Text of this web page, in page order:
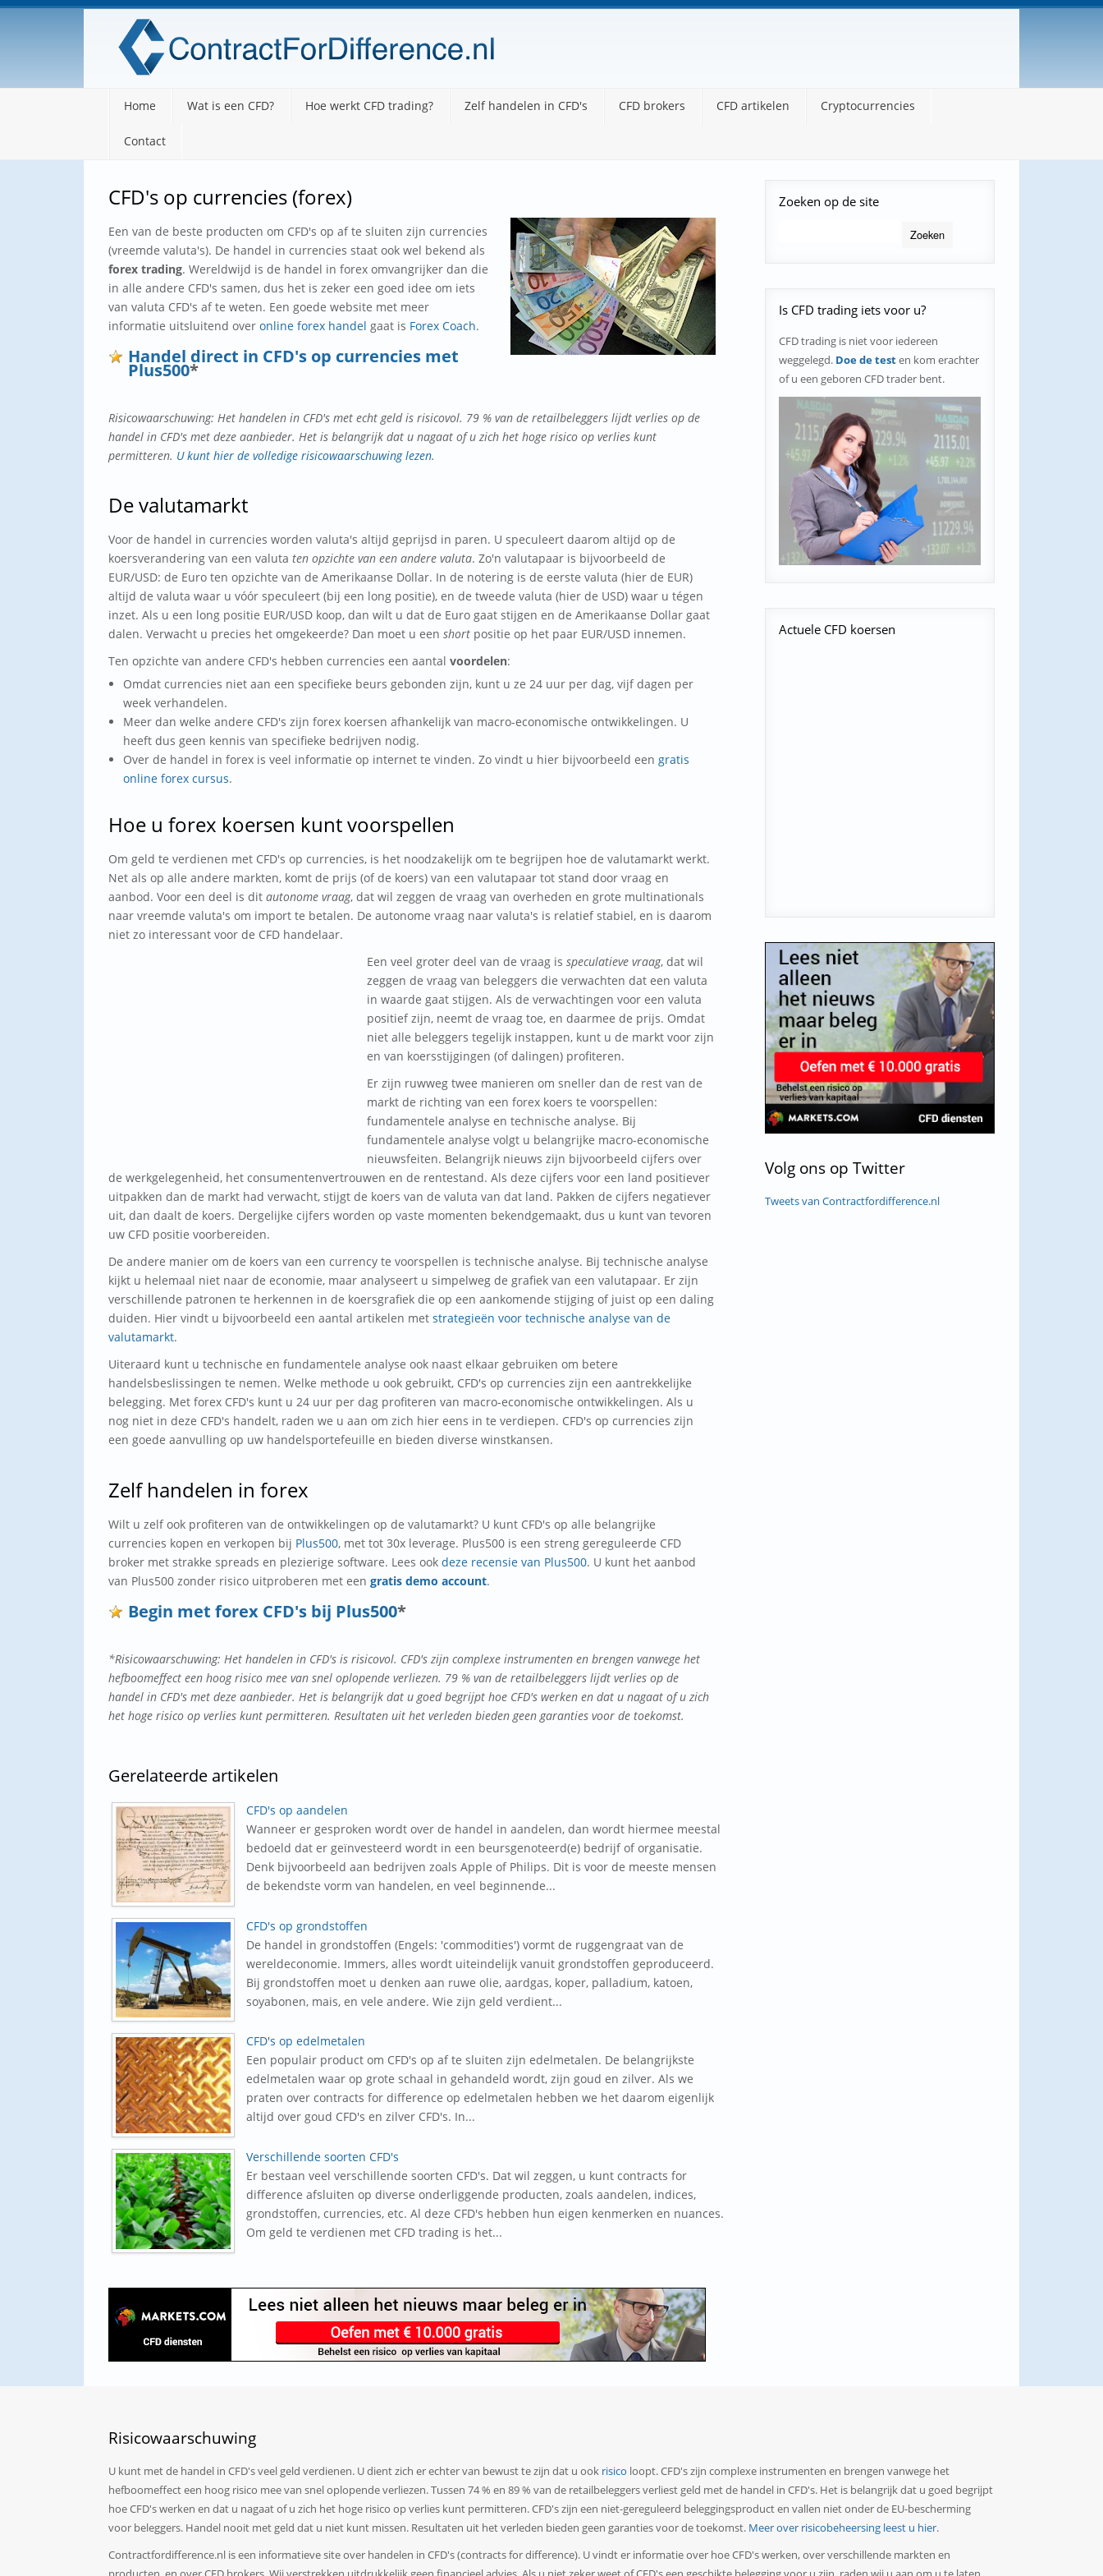
Zelf handelen in CFD's
Cryptocurrencies
Home Wat is een CFD? Hoe werkt CFD trading? Zelf handelen in CFD's CFD brokers CFD artikelen Cryptocurrencies
Contact
CFD's op currencies (forex)
Een van de beste producten om CFD's op af te sluiten zijn currencies
(vreemde valuta's). De handel in currencies staat ook wel bekend als
forex trading. Wereldwijd is de handel in forex omvangrijker dan die
in alle andere CFD's samen, dus het is zeker een goed idee om iets
van valuta CFD's af te weten. Een goede website met meer
informatie uitsluitend over online forex handel gaat is Forex Coach.
Handel direct in CFD's op currencies met
Plus500*
Risicowaarschuwing: Het handelen in CFD's met echt geld is risicovol. 79 % van de retailbeleggers lijdt verlies op de
handel in CFD's met deze aanbieder. Het is belangrijk dat u nagaat of u zich het hoge risico op verlies kunt
permitteren. U kunt hier de volledige risicowaarschuwing lezen.
De valutamarkt
Voor de handel in currencies worden valuta's altijd geprijsd in paren. U speculeert daarom altijd op de
koersverandering van een valuta ten opzichte van een andere valuta. Zo'n valutapaar is bijvoorbeeld de
EUR/USD: de Euro ten opzichte van de Amerikaanse Dollar. In de notering is de eerste valuta (hier de EUR)
altijd de valuta waar u vóór speculeert (bij een long positie), en de tweede valuta (hier de USD) waar u tégen
inzet. Als u een long positie EUR/USD koop, dan wilt u dat de Euro gaat stijgen en de Amerikaanse Dollar gaat
dalen. Verwacht u precies het omgekeerde? Dan moet u een short positie op het paar EUR/USD innemen.
Ten opzichte van andere CFD's hebben currencies een aantal voordelen:
Omdat currencies niet aan een specifieke beurs gebonden zijn, kunt u ze 24 uur per dag, vijf dagen per
week verhandelen.
Meer dan welke andere CFD's zijn forex koersen afhankelijk van macro-economische ontwikkelingen. U
heeft dus geen kennis van specifieke bedrijven nodig.
Over de handel in forex is veel informatie op internet te vinden. Zo vindt u hier bijvoorbeeld een gratis
online forex cursus.
Hoe u forex koersen kunt voorspellen
Om geld te verdienen met CFD's op currencies, is het noodzakelijk om te begrijpen hoe de valutamarkt werkt.
Net als op alle andere markten, komt de prijs (of de koers) van een valutapaar tot stand door vraag en
aanbod. Voor een deel is dit autonome vraag, dat wil zeggen de vraag van overheden en grote multinationals
naar vreemde valuta's om import te betalen. De autonome vraag naar valuta's is relatief stabiel, en is daarom
niet zo interessant voor de CFD handelaar.
Een veel groter deel van de vraag is speculatieve vraag, dat wil
zeggen de vraag van beleggers die verwachten dat een valuta
in waarde gaat stijgen. Als de verwachtingen voor een valuta
positief zijn, neemt de vraag toe, en daarmee de prijs. Omdat
niet alle beleggers tegelijk instappen, kunt u de markt voor zijn
en van koersstijgingen (of dalingen) profiteren.
Er zijn ruwweg twee manieren om sneller dan de rest van de
markt de richting van een forex koers te voorspellen:
fundamentele analyse en technische analyse. Bij
fundamentele analyse volgt u belangrijke macro-economische
nieuwsfeiten. Belangrijk nieuws zijn bijvoorbeeld cijfers over
de werkgelegenheid, het consumentenvertrouwen en de rentestand. Als deze cijfers voor een land positiever
uitpakken dan de markt had verwacht, stijgt de koers van de valuta van dat land. Pakken de cijfers negatiever
uit, dan daalt de koers. Dergelijke cijfers worden op vaste momenten bekendgemaakt, dus u kunt van tevoren
uw CFD positie voorbereiden.
De andere manier om de koers van een currency te voorspellen is technische analyse. Bij technische analyse
kijkt u helemaal niet naar de economie, maar analyseert u simpelweg de grafiek van een valutapaar. Er zijn
verschillende patronen te herkennen in de koersgrafiek die op een aankomende stijging of juist op een daling
duiden. Hier vindt u bijvoorbeeld een aantal artikelen met strategieën voor technische analyse van de
valutamarkt.
Uiteraard kunt u technische en fundamentele analyse ook naast elkaar gebruiken om betere
handelsbeslissingen te nemen. Welke methode u ook gebruikt, CFD's op currencies zijn een aantrekkelijke
belegging. Met forex CFD's kunt u 24 uur per dag profiteren van macro-economische ontwikkelingen. Als u
nog niet in deze CFD's handelt, raden we u aan om zich hier eens in te verdiepen. CFD's op currencies zijn
een goede aanvulling op uw handelsportefeuille en bieden diverse winstkansen.
Zelf handelen in forex
Wilt u zelf ook profiteren van de ontwikkelingen op de valutamarkt? U kunt CFD's op alle belangrijke
currencies kopen en verkopen bij Plus500, met tot 30x leverage. Plus500 is een streng gereguleerde CFD
broker met strakke spreads en plezierige software. Lees ook deze recensie van Plus500. U kunt het aanbod
van Plus500 zonder risico uitproberen met een gratis demo account.
Begin met forex CFD's bij Plus500*
*Risicowaarschuwing: Het handelen in CFD's is risicovol. CFD's zijn complexe instrumenten en brengen vanwege het
hefboomeffect een hoog risico mee van snel oplopende verliezen. 79 % van de retailbeleggers lijdt verlies op de
handel in CFD's met deze aanbieder. Het is belangrijk dat u goed begrijpt hoe CFD's werken en dat u nagaat of u zich
het hoge risico op verlies kunt permitteren. Resultaten uit het verleden bieden geen garanties voor de toekomst.
Gerelateerde artikelen
CFD's op aandelen
Wanneer er gesproken wordt over de handel in aandelen, dan wordt hiermee meestal
bedoeld dat er geïnvesteerd wordt in een beursgenoteerd(e) bedrijf of organisatie.
Denk bijvoorbeeld aan bedrijven zoals Apple of Philips. Dit is voor de meeste mensen
de bekendste vorm van handelen, en veel beginnende...
CFD's op grondstoffen
De handel in grondstoffen (Engels: 'commodities') vormt de ruggengraat van de
wereldeconomie. Immers, alles wordt uiteindelijk vanuit grondstoffen geproduceerd.
Bij grondstoffen moet u denken aan ruwe olie, aardgas, koper, palladium, katoen,
soyabonen, mais, en vele andere. Wie zijn geld verdient...
CFD's op edelmetalen
Een populair product om CFD's op af te sluiten zijn edelmetalen. De belangrijkste
edelmetalen waar op grote schaal in gehandeld wordt, zijn goud en zilver. Als we
praten over contracts for difference op edelmetalen hebben we het daarom eigenlijk
altijd over goud CFD's en zilver CFD's. In...
Verschillende soorten CFD's
Er bestaan veel verschillende soorten CFD's. Dat wil zeggen, u kunt contracts for
difference afsluiten op diverse onderliggende producten, zoals aandelen, indices,
grondstoffen, currencies, etc. Al deze CFD's hebben hun eigen kenmerken en nuances.
Om geld te verdienen met CFD trading is het...
Zoeken op de site
Is CFD trading iets voor u?
CFD trading is niet voor iedereen
weggelegd. Doe de testen kom erachter
of u een geboren CFD trader bent.
Actuele CFD koersen
Volg ons op Twitter
Tweets van Contractfordifference.nl
Risicowaarschuwing
U kunt met de handel in CFD's veel geld verdienen. U dient zich er echter van bewust te zijn dat u ook risico loopt. CFD's zijn complexe instrumenten en brengen vanwege het
hefboomeffect een hoog risico mee van snel oplopende verliezen. Tussen 74 % en 89 % van de retailbeleggers verliest geld met de handel in CFD's. Het is belangrijk dat u goed begrijpt
hoe CFD's werken en dat u nagaat of u zich het hoge risico op verlies kunt permitteren. CFD's zijn een niet-gereguleerd beleggingsproduct en vallen niet onder de EU-bescherming
voor beleggers. Handel nooit met geld dat u niet kunt missen. Resultaten uit het verleden bieden geen garanties voor de toekomst. Meer over risicobeheersing leest u hier.
Contractfordifference.nl is een informatieve site over handelen in CFD's (contracts for difference). U vindt er informatie over hoe CFD's werken, over verschillende markten en